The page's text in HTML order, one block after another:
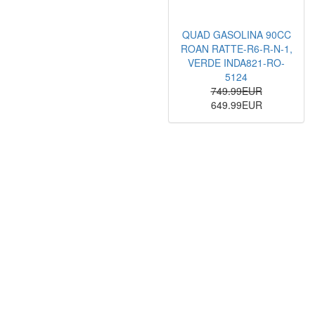
QUAD GASOLINA 90CC
ROAN RATTE-R6-R-N-1,
VERDE INDA821-RO-
5124
749.99EUR
649.99EUR